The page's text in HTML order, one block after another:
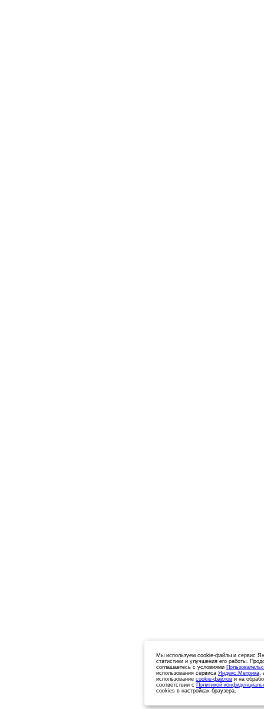
Мы используем cookie-файлы и сервис
статистики и улучшения его работы.
соглашаетесь с условиями
использования сервиса Яндекс.Метрика,
использование cookie-файлов и на
соответствии с Политикой
cookies в настройках браузера.